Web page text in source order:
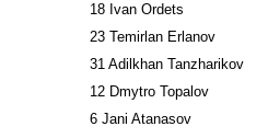
18Ivan Ordets
23Temirlan Erlanov
31Adilkhan Tanzharikov
12Dmytro Topalov
6Jani Atanasov